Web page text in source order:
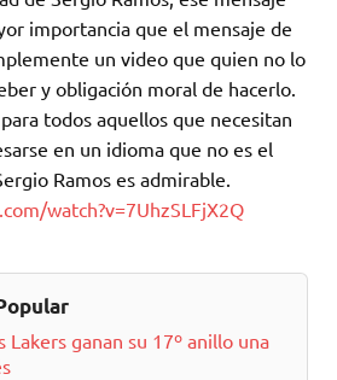
importancia que el mensaje de
un video que quien no lo
y obligación moral de hacerlo.
todos aquellos que necesitan
en un idioma que no es el
Ramos es admirable.
watch?v=7UhzSLFjX2Q
Lakers ganan su 17º anillo una